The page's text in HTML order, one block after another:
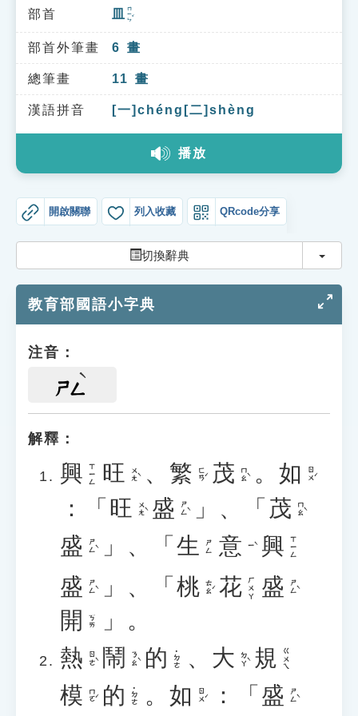
索引選單
知識索引
單字索引
生命大百科索引
部首 皿 ㄇㄧㄣˇ
部首外筆畫 6 畫
總筆畫 11 畫
漢語拼音 [一]chéng[二]shèng
播放
開啟關聯 列入收藏 QRcode分享
切換辭典 切換
教育部國語小字典
注音：
ㄕㄥ
解釋：
興 ㄒㄧㄥ 旺 ㄨㄤˋ 、 繁 ㄈㄢˊ 茂 ㄇㄠˋ 。 如 ㄖㄨˊ
：「 旺 ㄨㄤˋ 盛 ㄕㄥˋ 」、「 茂 ㄇㄠˋ
盛 ㄕㄥˋ 」、「 生 ㄕㄥ 意 ㄧˋ 興 ㄒㄧㄥ
盛 ㄕㄥˋ 」、「 桃 ㄊㄠˊ 花 ㄏㄨㄚ 盛 ㄕㄥˋ
開 ㄎㄞ
」。
熱 ㄖㄜˋ 鬧 ㄋㄠˋ 的 ˙ㄉㄜ 、 大 ㄉㄚˋ 規 ㄍㄨㄟ
模 ㄇㄛˊ 的 ˙ㄉㄜ 。 如 ㄖㄨˊ ：「 盛 ㄕㄥˋ